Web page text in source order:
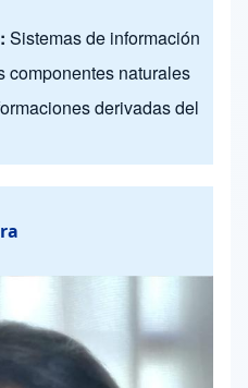
Sistemas de información
componentes naturales
derivadas del